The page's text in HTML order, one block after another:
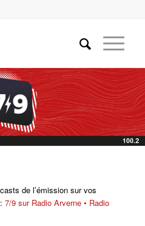
de l’émission sur vos
7/9 sur Radio Arverne • Radio